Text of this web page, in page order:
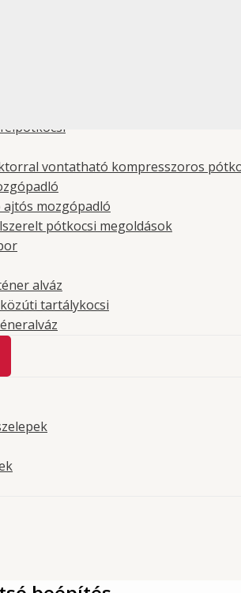
vontatható kompresszoros
ajtós mozgópadló
pótkocsi megoldások
alváz
tartálykocsi
/ PTO készlet Scania – hátsó
hátsó beépítés
installation has been developed
power transfer from the